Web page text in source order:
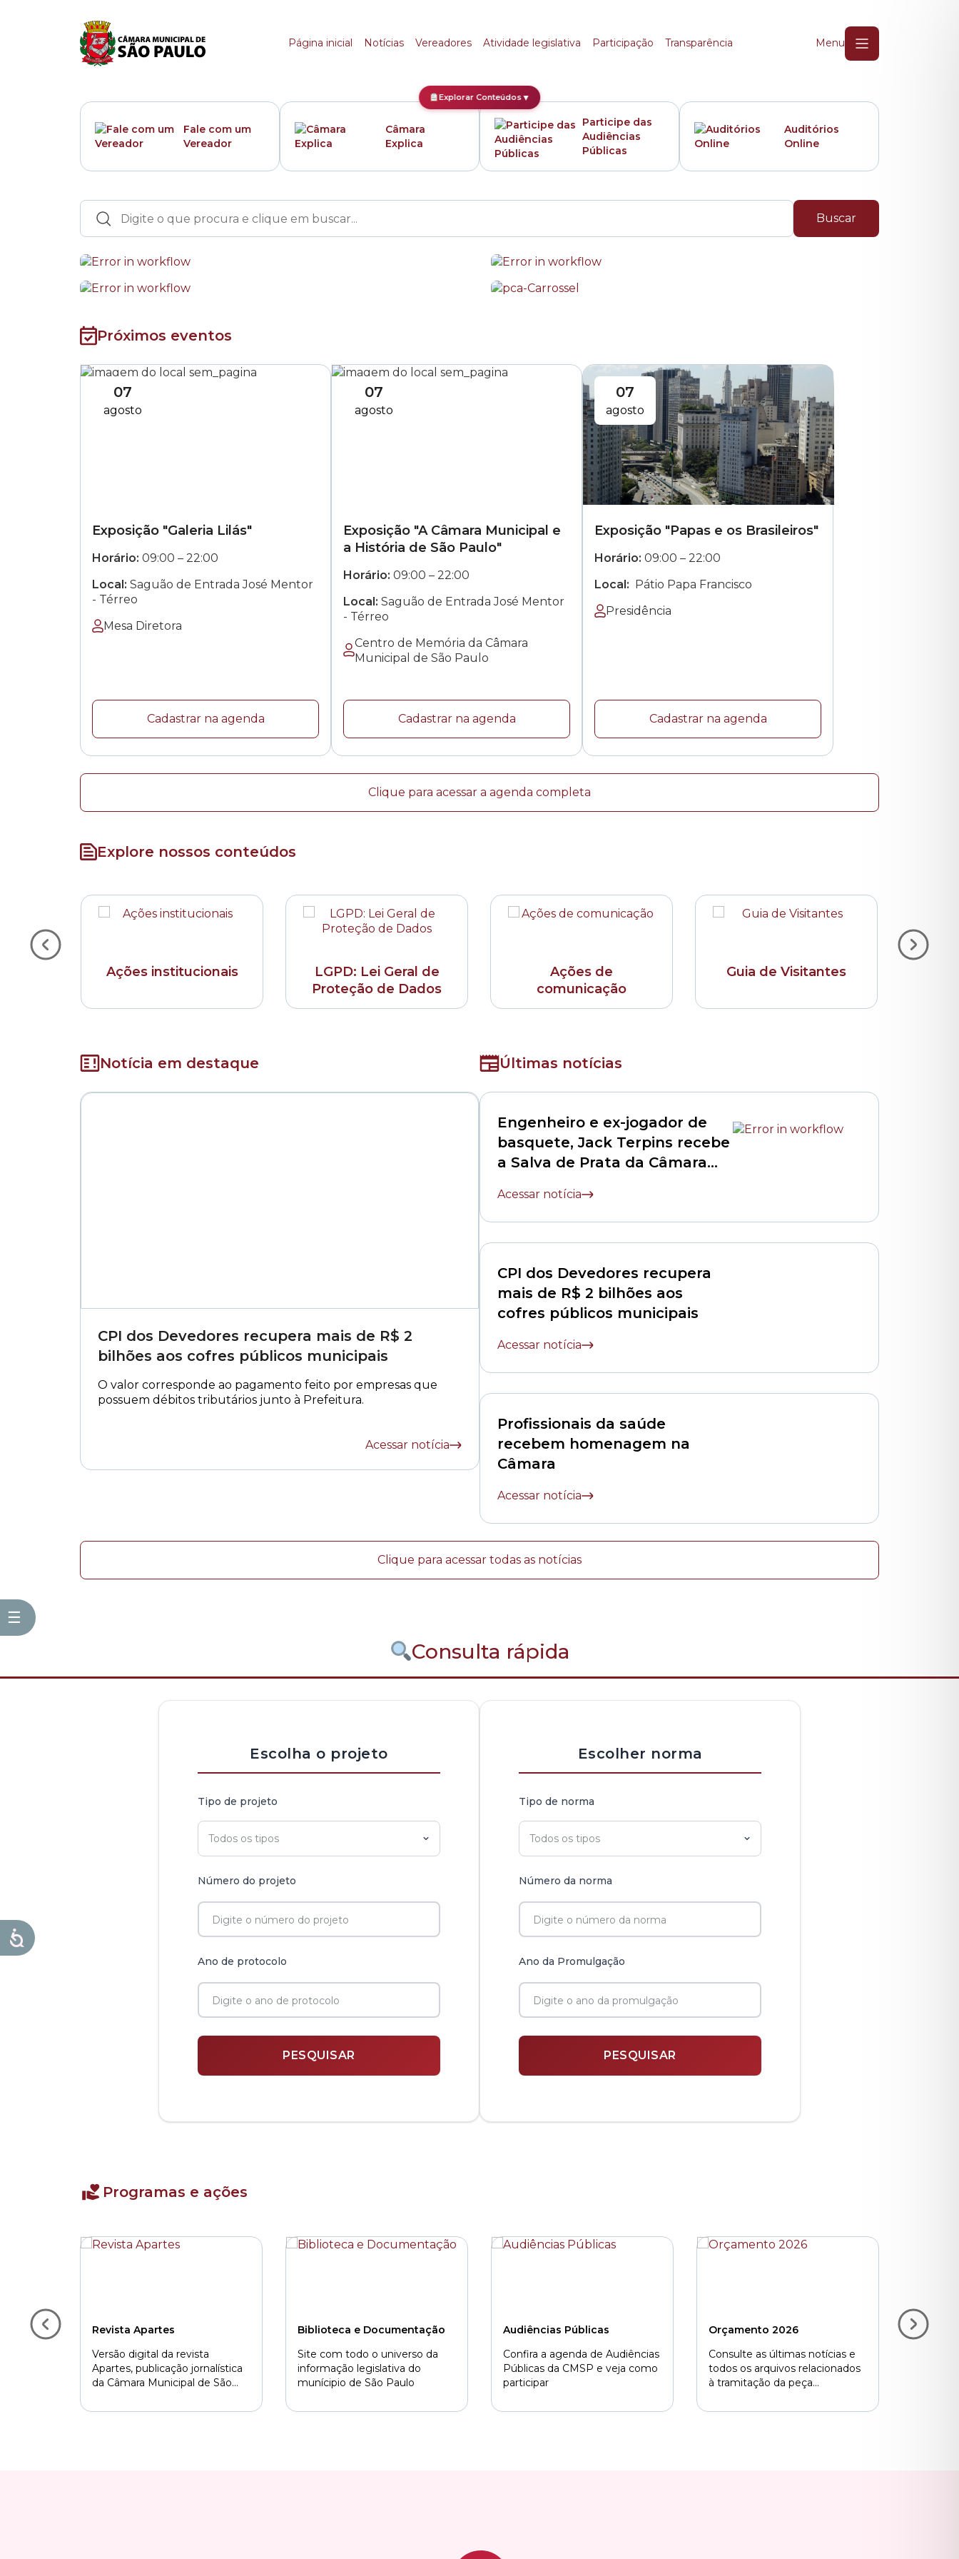
Portal da Câmara Municipal de São Paulo
Explorar Conteúdos▼
☰
Página inicial Notícias Vereadores Atividade legislativa Participação Transparência Menu
Fale com um
Vereador
Câmara
Explica
Participe das
Audiências
Públicas
Auditórios
Online
Buscar
Próximos eventos
07
agosto
Exposição "Galeria Lilás"
Horário: das
09:00 às
– 22:00
Local: Saguão de Entrada José Mentor
- Térreo
Mesa Diretora
Cadastrar na agenda
07
agosto
Exposição "A Câmara Municipal e
a História de São Paulo"
Horário: das
09:00 às
– 22:00
Local: Saguão de Entrada José Mentor
- Térreo
Centro de Memória da Câmara
Municipal de São Paulo
Cadastrar na agenda
07
agosto
Exposição "Papas e os Brasileiros"
Horário: das
09:00 às
– 22:00
Local: Pátio Papa Francisco
Presidência
Cadastrar na agenda
Clique para acessar a agenda completa
Explore nossos conteúdos
Ações institucionais
LGPD: Lei Geral de
Proteção de Dados
Ações de
comunicação
Guia de Visitantes
Notícia em destaque
CPI dos Devedores recupera mais de R$ 2
bilhões aos cofres públicos municipais
O valor corresponde ao pagamento feito por empresas que
possuem débitos tributários junto à Prefeitura.
Acessar notícia
Últimas notícias
Engenheiro e ex-jogador de
basquete, Jack Terpins recebe
a Salva de Prata da Câmara
Acessar notícia
CPI dos Devedores recupera
mais de R$ 2 bilhões aos
cofres públicos municipais
Acessar notícia
Profissionais da saúde
recebem homenagem na
Câmara
Acessar notícia
Clique para acessar todas as notícias
Consulta rápida
Escolha o projeto
Tipo de projeto
Número do projeto
Ano de protocolo
Escolher norma
Tipo de norma
Número da norma
Ano da Promulgação
Programas e ações
Revista Apartes
Versão digital da revista
Apartes, publicação jornalística
da Câmara Municipal de São
Biblioteca e Documentação
Site com todo o universo da
informação legislativa do
munícipio de São Paulo
Audiências Públicas
Confira a agenda de Audiências
Públicas da CMSP e veja como
participar
Orçamento 2026
Consulte as últimas notícias e
todos os arquivos relacionados
à tramitação da peça
COP 30